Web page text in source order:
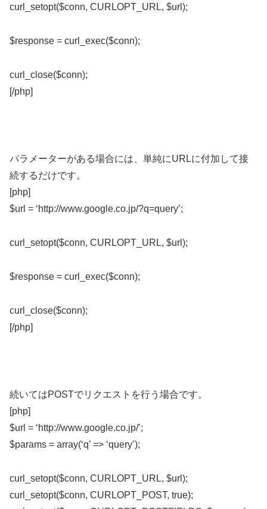
curl_setopt($conn, CURLOPT_URL, $url);
$response = curl_exec($conn);
curl_close($conn);
[/php]
パラメーターがある場合には、単純にURLに付加して接
続するだけです。
[php]
$url = ‘http://www.google.co.jp/?q=query’;
curl_setopt($conn, CURLOPT_URL, $url);
$response = curl_exec($conn);
curl_close($conn);
[/php]
続いてはPOSTでリクエストを行う場合です。
[php]
$url = ‘http://www.google.co.jp/’;
$params = array(‘q’ => ‘query’);
curl_setopt($conn, CURLOPT_URL, $url);
curl_setopt($conn, CURLOPT_POST, true);